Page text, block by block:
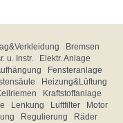
Bremsen
u. Instr.
Elektr. Anlage
Fensteranlage
Heizung&Lüftung
Kraftstoffanlage
Lenkung Luftfilter
Motor
Regulierung
Räder